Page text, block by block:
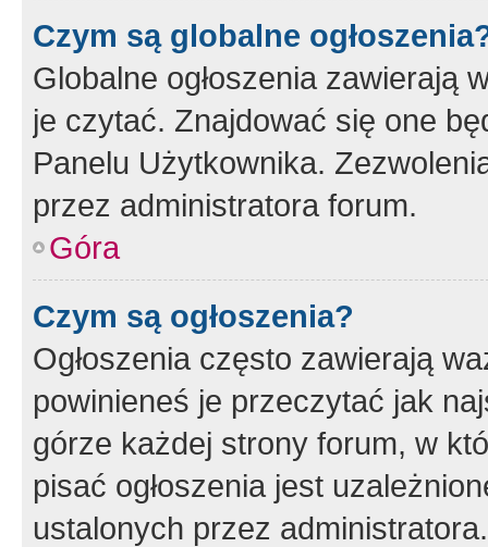
Czym są globalne
Globalne ogłoszenia zawierają
je czytać. Znajdować się one
Panelu Użytkownika.
przez administratora forum.
Góra
Czym są ogłoszenia?
Ogłoszenia często zawierają
powinieneś je przeczytać jak
górze każdej strony forum, w
pisać ogłoszenia jest
ustalonych przez administratora.